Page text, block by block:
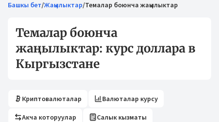
Башкы бет/Жаңылыктар/Темалар боюнча жаңылыктар
Темалар боюнча
жаңылыктар: курс доллара в
Кыргызстане
Криптовалюталар Валюталар курсу
Акча которуулар Салык кызматы